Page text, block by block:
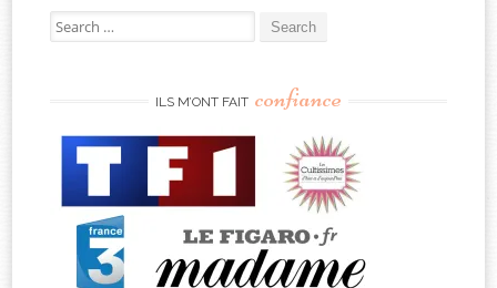
Search
for:
ILS M’ONT FAIT confiance